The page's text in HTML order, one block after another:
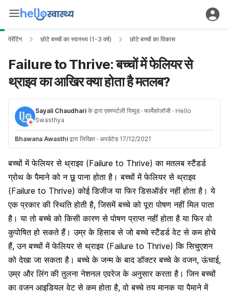
पेरेंटिंग छोटे बच्चों का स्वास्थ्य (1-3 वर्ष) छोटे बच्चों का विकास
Failure to Thrive: बच्चों में फेलियर से
थ्राइव का आखिर क्या होता है मतलब?
Sayali Chaudhari के द्वारा एक्स्पर्टली रिव्यूड · फार्मेकोलॉजी · Hello
Swasthya
Bhawana Awasthi द्वारा लिखित · अपडेटेड 17/12/2021
बच्चों में फेलियर से थ्राइव (Failure to Thrive) का मतलब स्टैंडर्ड
ग्रोथ के पैमाने को न छू पाना होता है। बच्चों में फेलियर से थ्राइव
(Failure to Thrive) कोई डिजीज या फिर डिसऑर्डर नहीं होता है। ये
एक प्रकार की स्थिति होती है, जिसमें बच्चे को पूरा पोषण नहीं मिल पाता
है। या तो बच्चे को किसी कारण से पोषण प्राप्त नहीं होता है या फिर वो
कुपोषित हो सकते हैं। उम्र के हिसाब से जो बच्चे स्टैंडर्ड वेट से कम होचे
हैं, उन बच्चों में फेलियर से थ्राइव (Failure to Thrive) कि सिचुएशन
को देखा जा सकता है। बच्चे के जन्म के बाद डॉक्टर बच्चे के वजन, ऊंचाई,
उम्र और लिंग की तुलना नेशनल एवरेज के अनुसार करता है। जिन बच्चों
का वजन आइडियल वेट से कम होता है, वो बच्चे तय मानक या पैमाने में